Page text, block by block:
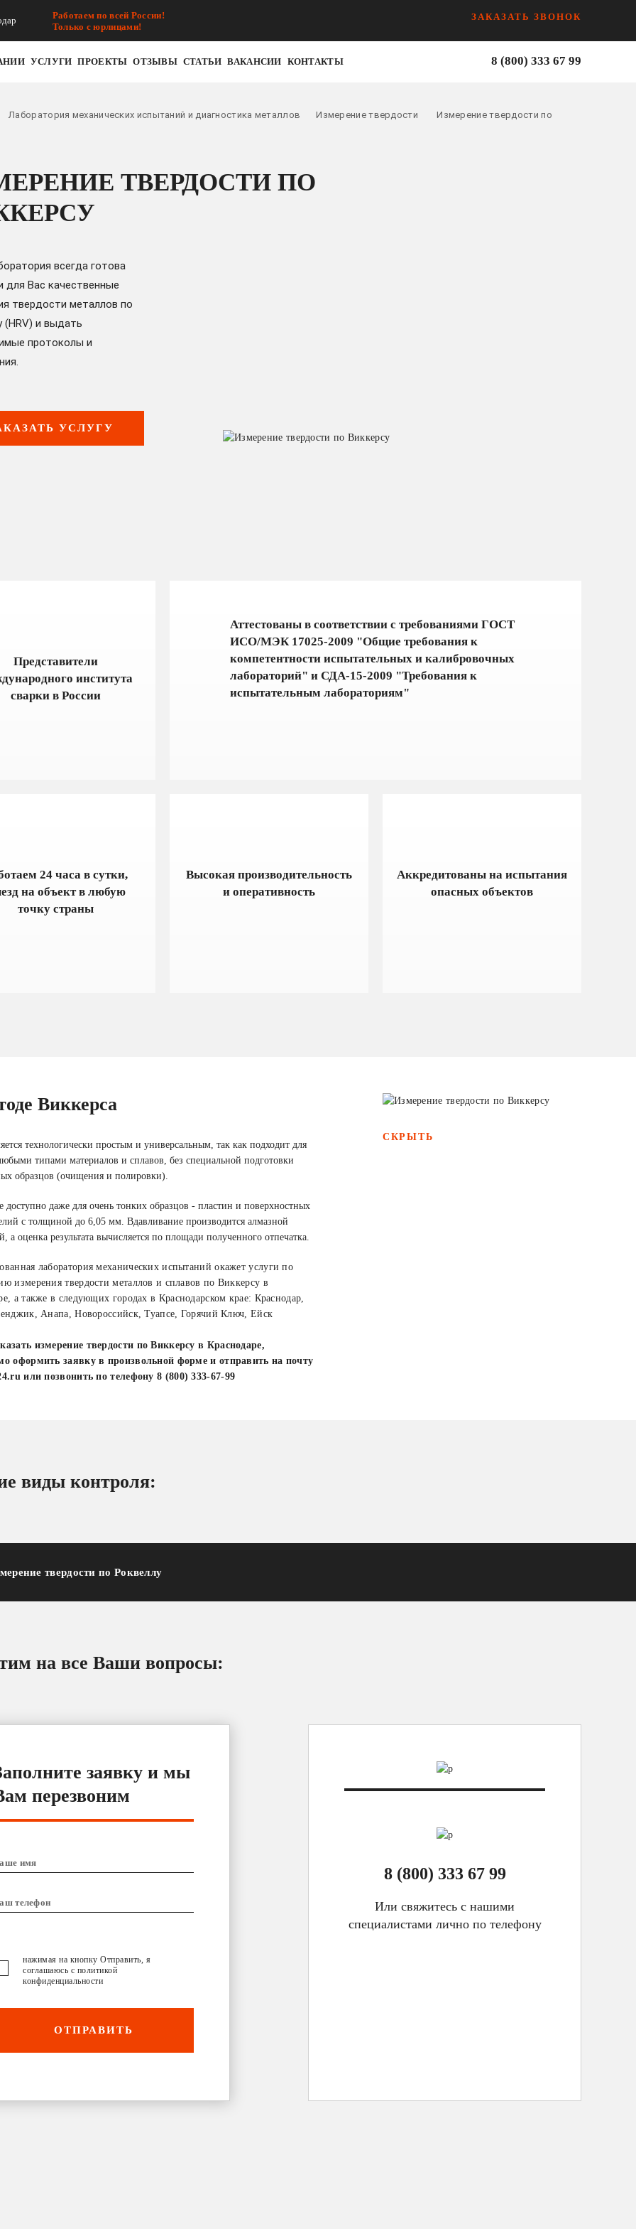
Работаем по всей России!
Только с юрлицами!
ЗАКАЗАТЬ ЗВОНОК
УСЛУГИ ПРОЕКТЫ ОТЗЫВЫ СТАТЬИ ВАКАНСИИ КОНТАКТЫ 8 (800) 333 67 99
Лаборатория механических испытаний и диагностика металлов Измерение твердости Измерение твердости по
ТВЕРДОСТИ ПО
всегда готова
для Вас качественные
твердости металлов по
(НRV) и выдать
протоколы и
УСЛУГУ
Представители
института
сварки в России
Аттестованы в соответствии с требованиями ГОСТ
ИСО/МЭК 17025-2009 "Общие требования к
компетентности испытательных и калибровочных
лабораторий" и СДА-15-2009 "Требования к
испытательным лабораториям"
24 часа в сутки,
на объект в любую
точку страны
Высокая производительность
и оперативность
Аккредитованы на испытания
опасных объектов
Виккерса
технологически простым и универсальным, так как подходит для
типами материалов и сплавов, без специальной подготовки
образцов (очищения и полировки).
доступно даже для очень тонких образцов - пластин и поверхностных
с толщиной до 6,05 мм. Вдавливание производится алмазной
а оценка результата вычисляется по площади полученного отпечатка.
лаборатория механических испытаний окажет услуги по
измерения твердости металлов и сплавов по Виккерсу в
а также в следующих городах в Краснодарском крае: Краснодар,
Анапа, Новороссийск, Туапсе, Горячий Ключ, Ейск
измерение твердости по Виккерсу в Краснодаре,
оформить заявку в произвольной форме и отправить на почту
или позвонить по телефону8 (800) 333-67-99
СКРЫТЬ
виды контроля:
твердости по Роквеллу
на все Ваши вопросы:
заявку и мы
перезвоним
нажимая на кнопку Отправить, я
соглашаюсь с политикой
конфиденциальности
8 (800) 333 67 99
Или свяжитесь с нашими
специалистами лично по телефону